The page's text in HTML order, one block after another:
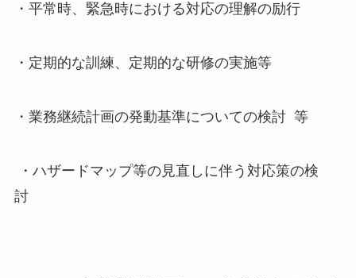
・平常時、緊急時における対応の理解の励行
・定期的な訓練、定期的な研修の実施等
・業務継続計画の発動基準についての検討 等
・ハザードマップ等の見直しに伴う対応策の検
討